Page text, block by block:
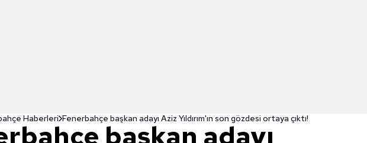
Haberleri Fenerbahçe başkan adayı Aziz Yıldırım'ın son gözdesi ortaya çıktı!
başkan adayı